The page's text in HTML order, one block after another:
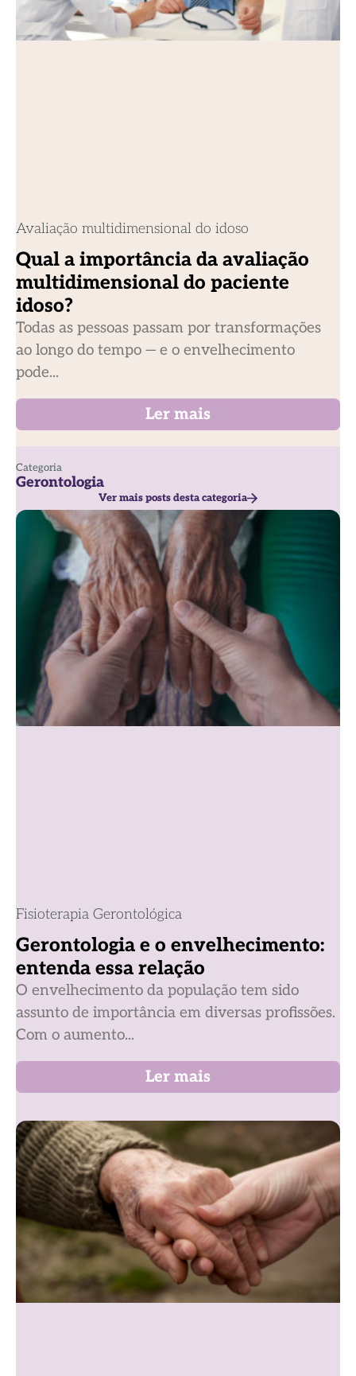
Avaliação multidimensional do idoso
Qual a importância da avaliação
multidimensional do paciente
idoso?
Todas as pessoas passam por transformações
ao longo do tempo — e o envelhecimento
pode...
Ler mais
Categoria
Gerontologia
Ver mais posts desta categoria
Fisioterapia Gerontológica
Gerontologia e o envelhecimento:
entenda essa relação
O envelhecimento da população tem sido
assunto de importância em diversas profissões.
Com o aumento...
Ler mais